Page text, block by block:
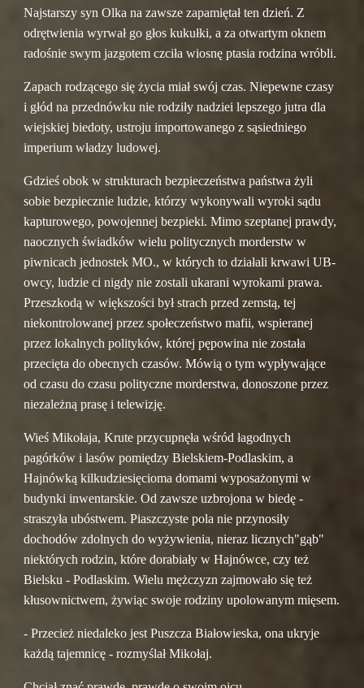
Najstarszy syn Olka na zawsze zapamiętał ten dzień. Z
odrętwienia wyrwał go głos kukułki, a za otwartym oknem
radośnie swym jazgotem czciła wiosnę ptasia rodzina wróbli.
Zapach rodzącego się życia miał swój czas. Niepewne czasy
i głód na przednówku nie rodziły nadziei lepszego jutra dla
wiejskiej biedoty, ustroju importowanego z sąsiedniego
imperium władzy ludowej.
Gdzieś obok w strukturach bezpieczeństwa państwa żyli
sobie bezpiecznie ludzie, którzy wykonywali wyroki sądu
kapturowego, powojennej bezpieki. Mimo szeptanej prawdy,
naocznych świadków wielu politycznych morderstw w
piwnicach jednostek MO., w których to działali krwawi UB-
owcy, ludzie ci nigdy nie zostali ukarani wyrokami prawa.
Przeszkodą w większości był strach przed zemstą, tej
niekontrolowanej przez społeczeństwo mafii, wspieranej
przez lokalnych polityków, której pępowina nie została
przecięta do obecnych czasów. Mówią o tym wypływające
od czasu do czasu polityczne morderstwa, donoszone przez
niezależną prasę i telewizję.
Wieś Mikołaja, Krute przycupnęła wśród łagodnych
pagórków i lasów pomiędzy Bielskiem-Podlaskim, a
Hajnówką kilkudziesięcioma domami wyposażonymi w
budynki inwentarskie. Od zawsze uzbrojona w biedę -
straszyła ubóstwem. Piaszczyste pola nie przynosiły
dochodów zdolnych do wyżywienia, nieraz licznych"gąb"
niektórych rodzin, które dorabiały w Hajnówce, czy też
Bielsku - Podlaskim. Wielu mężczyzn zajmowało się też
kłusownictwem, żywiąc swoje rodziny upolowanym mięsem.
- Przecież niedaleko jest Puszcza Białowieska, ona ukryje
każdą tajemnicę - rozmyślał Mikołaj.